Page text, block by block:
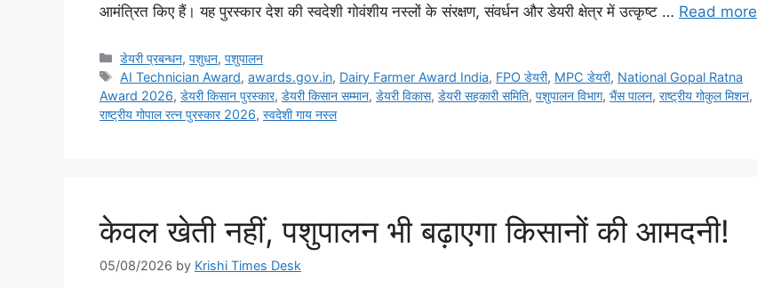
आमंत्रित किए हैं। यह पुरस्कार देश की स्वदेशी गोवंशीय नस्लों के संरक्षण, संवर्धन और डेयरी क्षेत्र में उत्कृष्ट … Read more
डेयरी प्रबन्धन,पशुधन,पशुपालन
AI Technician Award,awards.gov.in, Dairy Farmer Award India, FPO डेयरी, MPC डेयरी, National Gopal Ratna
Award 2026, डेयरी किसान पुरस्कार, डेयरी किसान सम्मान, डेयरी विकास, डेयरी सहकारी समिति, पशुपालन विभाग, भैंस पालन, राष्ट्रीय गोकुल मिशन,
राष्ट्रीय गोपाल रत्न पुरस्कार 2026, स्वदेशी गाय नस्ल
केवल खेती नहीं, पशुपालन भी बढ़ाएगा किसानों की आमदनी!
05/08/2026 by Krishi Times Desk